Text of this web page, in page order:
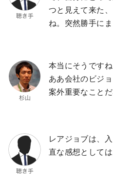
つと見えて来た
ね。突然勝手に
本当にそうです
ああ会社のビジ
案外重要なこと
レアジョブは、
直な感想としては